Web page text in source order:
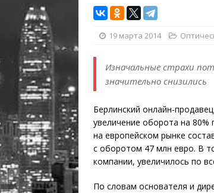
19 марта 2014
Изначальные страхи
значительно снизились
Берлинский онлайн-
увеличение оборота на
на европейском рынке
с оборотом 47 млн евро. В
компании, увеличилось по
По словам основателя и